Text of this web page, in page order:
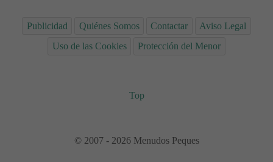
Publicidad Quiénes Somos Contactar
Aviso Legal
Uso de las Cookies
Protección del Menor
Top
© 2007 - 2026 Menudos Peques